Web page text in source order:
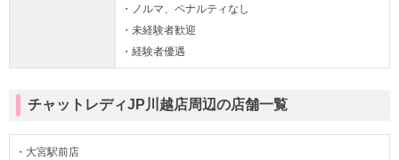
・ノルマ、ペナルティなし
・未経験者歓迎
・経験者優遇
チャットレディJP川越店周辺の店舗一覧
・大宮駅前店